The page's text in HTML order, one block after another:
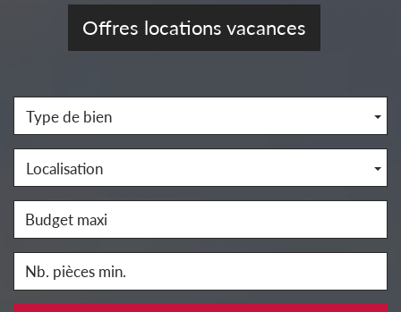
Offres locations vacances
Type de bien
Localisation